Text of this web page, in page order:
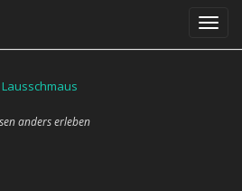
Lausschmaus
anders erleben